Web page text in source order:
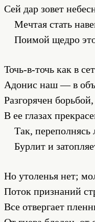
Сей дар зовет
Мечтая стать
Поимой щедро
Точь-в-точь как в
Адонис наш — в
Разгорячен
В ее глазах
Так, переполнясь
Бурлит и
Но утоленья нет;
Поток признаний
Все отвергает